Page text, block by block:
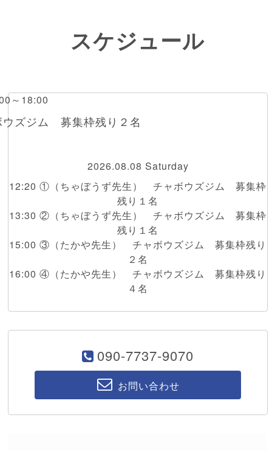
スケジュール
～18:00
ズジム 募集枠残り２名
2026.08.08 Saturday
12:20 ①（ちゃぼうず先生） チャボウズジム 募集枠
残り１名
13:30 ②（ちゃぼうず先生） チャボウズジム 募集枠
残り１名
15:00 ③（たかや先生） チャボウズジム 募集枠残り
２名
16:00 ④（たかや先生） チャボウズジム 募集枠残り
４名
090-7737-9070
お問い合わせ